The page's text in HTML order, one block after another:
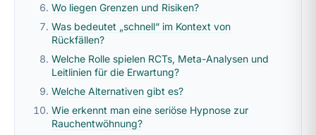
Wo liegen Grenzen und Risiken?
Was bedeutet „schnell“ im Kontext von
Rückfällen?
Welche Rolle spielen RCTs, Meta-Analysen und
Leitlinien für die Erwartung?
Welche Alternativen gibt es?
Wie erkennt man eine seriöse Hypnose zur
Rauchentwöhnung?